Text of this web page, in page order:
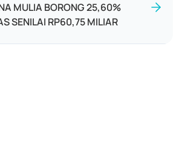
MULIA BORONG 25,60%
SENILAI RP60,75 MILIAR